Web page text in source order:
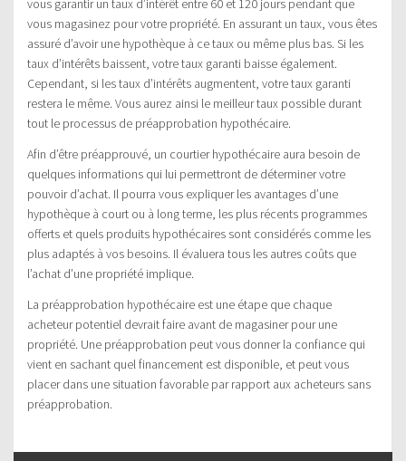
vous garantir un taux d’intérêt entre 60 et 120 jours pendant que
vous magasinez pour votre propriété. En assurant un taux, vous êtes
assuré d’avoir une hypothèque à ce taux ou même plus bas. Si les
taux d’intérêts baissent, votre taux garanti baisse également.
Cependant, si les taux d’intérêts augmentent, votre taux garanti
restera le même. Vous aurez ainsi le meilleur taux possible durant
tout le processus de préapprobation hypothécaire.
Afin d’être préapprouvé, un courtier hypothécaire aura besoin de
quelques informations qui lui permettront de déterminer votre
pouvoir d’achat. Il pourra vous expliquer les avantages d’une
hypothèque à court ou à long terme, les plus récents programmes
offerts et quels produits hypothécaires sont considérés comme les
plus adaptés à vos besoins. Il évaluera tous les autres coûts que
l’achat d’une propriété implique.
La préapprobation hypothécaire est une étape que chaque
acheteur potentiel devrait faire avant de magasiner pour une
propriété. Une préapprobation peut vous donner la confiance qui
vient en sachant quel financement est disponible, et peut vous
placer dans une situation favorable par rapport aux acheteurs sans
préapprobation.